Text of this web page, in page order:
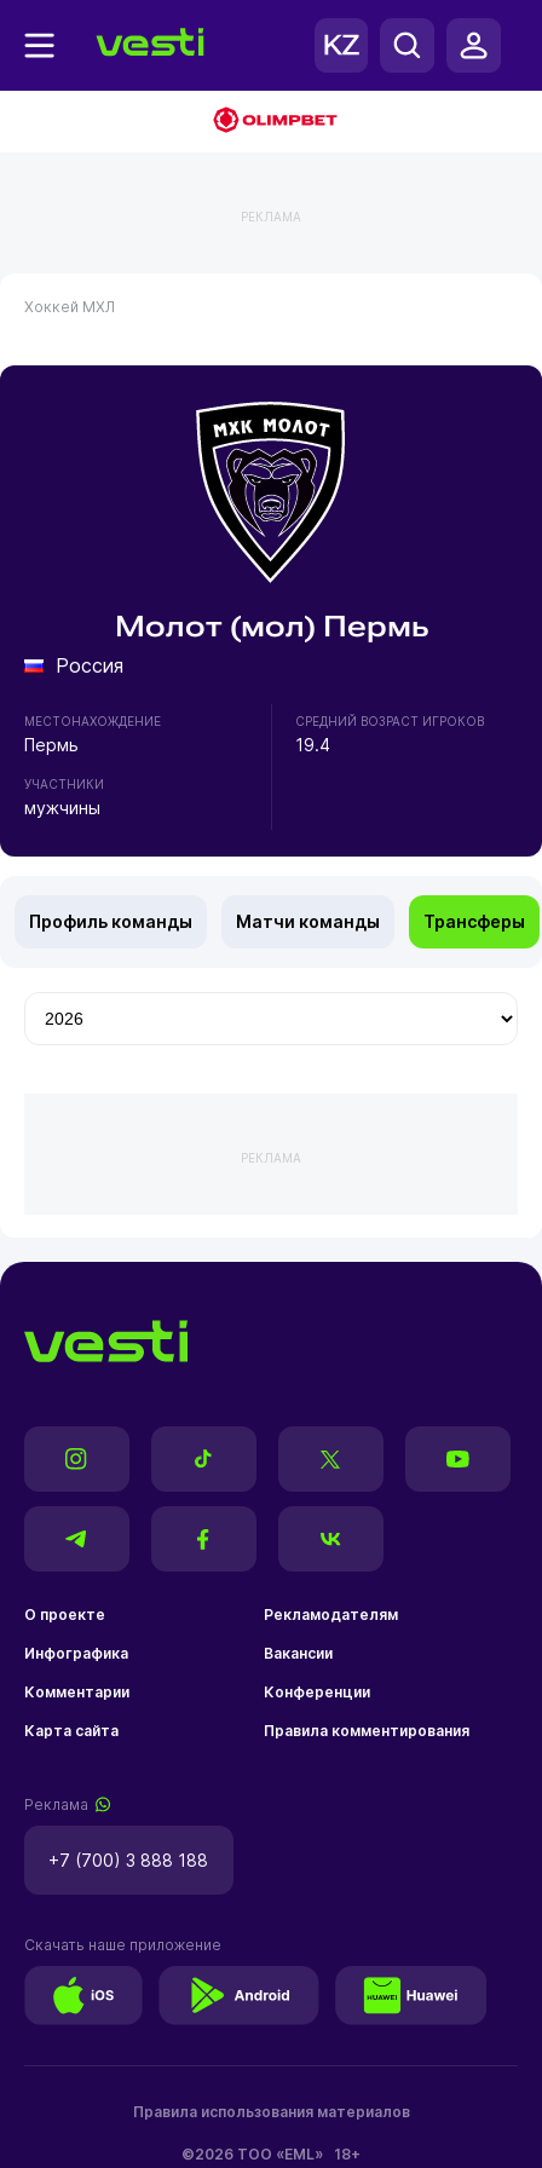
РЕКЛАМА
Хоккей МХЛ
Молот (мол) Пермь
Россия
МЕСТОНАХОЖДЕНИЕ
Пермь
УЧАСТНИКИ
мужчины
СРЕДНИЙ ВОЗРАСТ ИГРОКОВ
19.4
Профиль команды Матчи команды Трансферы
РЕКЛАМА
О проекте Рекламодателям
Инфографика Вакансии
Комментарии Конференции
Карта сайта Правила комментирования
Реклама
+7 (700) 3 888 188
©2026 ТОО «EML» 18+
Правила использования материалов
Скачать наше приложение